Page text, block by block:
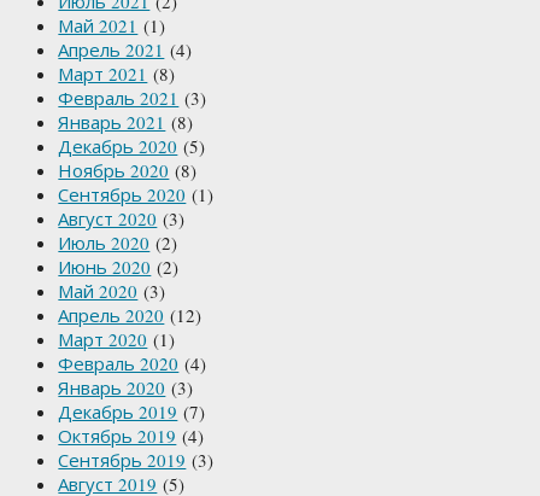
Май 2021 (1)
Апрель 2021 (4)
Март 2021 (8)
Февраль 2021 (3)
Январь 2021 (8)
Декабрь 2020 (5)
Ноябрь 2020 (8)
Сентябрь 2020 (1)
Август 2020 (3)
Июль 2020 (2)
Июнь 2020 (2)
Май 2020 (3)
Апрель 2020 (12)
Март 2020 (1)
Февраль 2020 (4)
Январь 2020 (3)
Декабрь 2019 (7)
Октябрь 2019 (4)
Сентябрь 2019 (3)
Август 2019 (5)